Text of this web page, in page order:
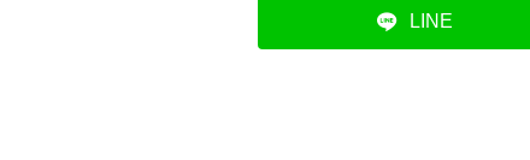
LINE